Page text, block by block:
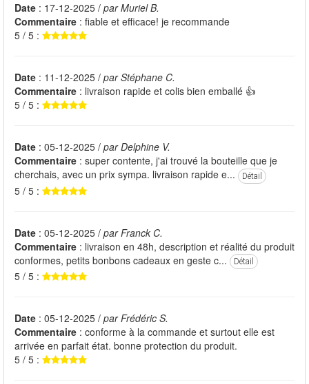
Date : 17-12-2025 / par Muriel B.
Commentaire : fiable et efficace! je recommande
5 / 5 :
Date : 11-12-2025 / par Stéphane C.
Commentaire : livraison rapide et colis bien emballé 👍
5 / 5 :
Date : 05-12-2025 / par Delphine V.
Commentaire : super contente, j'ai trouvé la bouteille que je
cherchais, avec un prix sympa. livraison rapide e...
Détail
5 / 5 :
Date : 05-12-2025 / par Franck C.
Commentaire : livraison en 48h, description et réalité du produit
conformes, petits bonbons cadeaux en geste c...
Détail
5 / 5 :
Date : 05-12-2025 / par Frédéric S.
Commentaire : conforme à la commande et surtout elle est
arrivée en parfait état. bonne protection du produit.
5 / 5 :